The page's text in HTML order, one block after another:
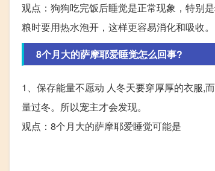
观点：狗狗吃完饭后睡觉是正常现象，特别
粮时要用热水泡开，这样更容易消化和吸收。
8个月大的萨摩耶爱睡觉怎么回事?
1、保存能量不愿动 人冬天要穿厚厚的衣服,
量过冬。所以宠主才会发现。
观点：8个月大的萨摩耶爱睡觉可能是